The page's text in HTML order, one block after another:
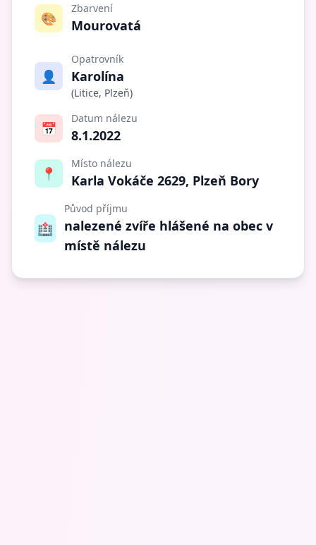
🎨
Zbarvení
Mourovatá
👤
Opatrovník
Karolína
(Litice, Plzeň)
📅
Datum nálezu
8.1.2022
📍
Místo nálezu
Karla Vokáče 2629, Plzeň Bory
🏥
Původ příjmu
nalezené zvíře hlášené na obec v
místě nálezu